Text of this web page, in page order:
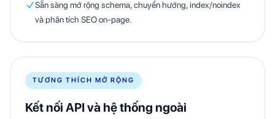
Sẵn sàng mở rộng schema, chuyển hướng, index/noindex
và phân tích SEO on-page.
TƯƠNG THÍCH MỞ RỘNG
Kết nối API và hệ thống ngoài